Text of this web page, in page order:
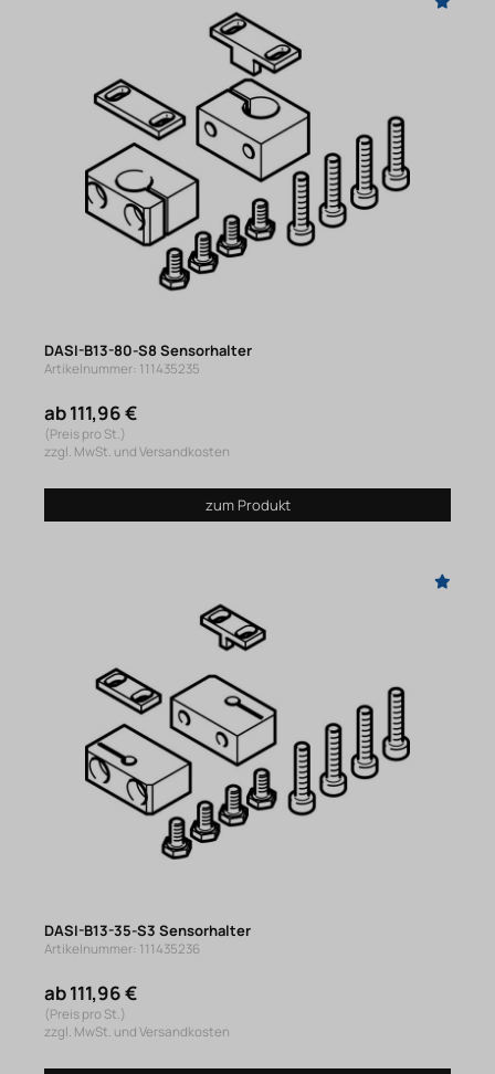
DASI-B13-80-S8 Sensorhalter
Artikelnummer: 111435235
ab 111,96 €
(Preis pro St.)
zzgl. MwSt. und Versandkosten
zum Produkt
DASI-B13-35-S3 Sensorhalter
Artikelnummer: 111435236
ab 111,96 €
(Preis pro St.)
zzgl. MwSt. und Versandkosten